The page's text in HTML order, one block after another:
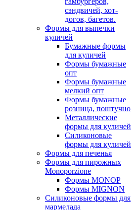
сэндвичей, хот-
догов, багетов.
Формы для выпечки
куличей
Бумажные формы
для куличей
Формы бумажные
опт
Формы бумажные
мелкий опт
Формы бумажные
розница, поштучно
Металлические
формы для куличей
Силиконовые
формы для куличей
Формы для печенья
Формы для пирожных
Monoporzione
Формы MONOP
Формы MIGNON
Силиконовые формы для
мармелада